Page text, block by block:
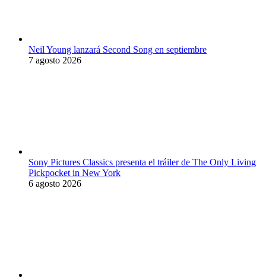
Neil Young lanzará Second Song en septiembre
7 agosto 2026
Sony Pictures Classics presenta el tráiler de The Only Living
Pickpocket in New York
6 agosto 2026